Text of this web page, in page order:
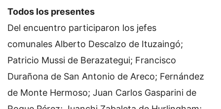
Todos los presentes
Del encuentro participaron los jefes
comunales Alberto Descalzo de Ituzaingó;
Patricio Mussi de Berazategui; Francisco
Durañona de San Antonio de Areco; Fernández
de Monte Hermoso; Juan Carlos Gasparini de